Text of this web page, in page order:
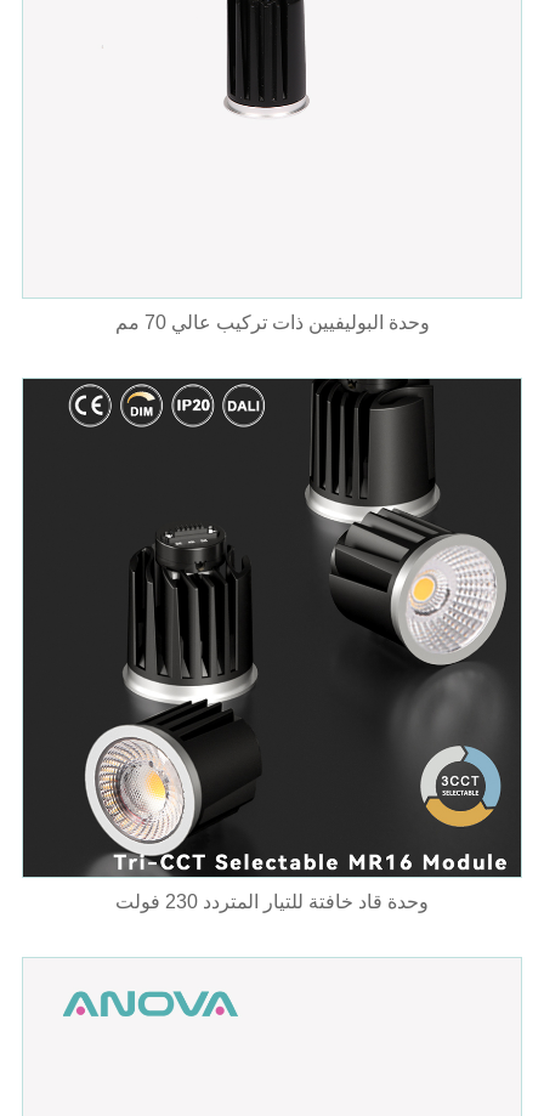
وحدة البوليفيين ذات تركيب عالي 70 مم
وحدة قاد خافتة للتيار المتردد 230 فولت